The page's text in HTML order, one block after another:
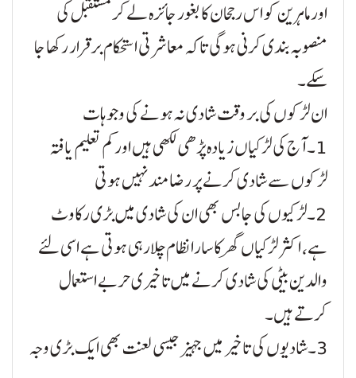
اور ماہرین کو اس رجحان کا بغور جائزہ لے کر مستقبل کی
منصوبہ بندی کرنی ہوگی تاکہ معاشرتی استحکام برقرار رکھا جا
سکے۔
ان لڑکوں کی بر وقت شادی نہ ہونے کی وجوہات
1۔ آج کی لڑکیاں زیادہ پڑھی لکھی ہیں اور کم تعلیم یافتہ
لڑکوں سے شادی کرنے پر رضا مند نہیں ہوتی
2۔لڑکیوں کی جابس بھی ان کی شادی میں بڑی رکاوٹ
ہے، اکثر لڑکیاں گھر کا سارا نظام چلارہی ہوتی ہے اسی لئے
والدین بیٹی کی شادی کرنے میں تاخیری حربے استعمال
کرتے ہیں۔
3۔شادیوں کی تاخیر میں جہیز جیسی لعنت بھی ایک بڑی وجہ